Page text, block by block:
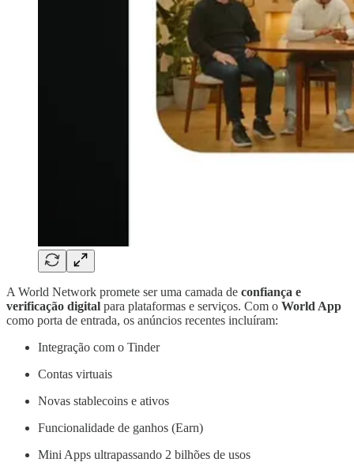
A World Network promete ser uma camada de confiança e
verificação digital para plataformas e serviços. Com o World App
como porta de entrada, os anúncios recentes incluíram:
Integração com o Tinder
Contas virtuais
Novas stablecoins e ativos
Funcionalidade de ganhos (Earn)
Mini Apps ultrapassando 2 bilhões de usos